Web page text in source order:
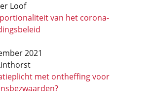
Loof
van het corona­
2021
met ontheffing voor